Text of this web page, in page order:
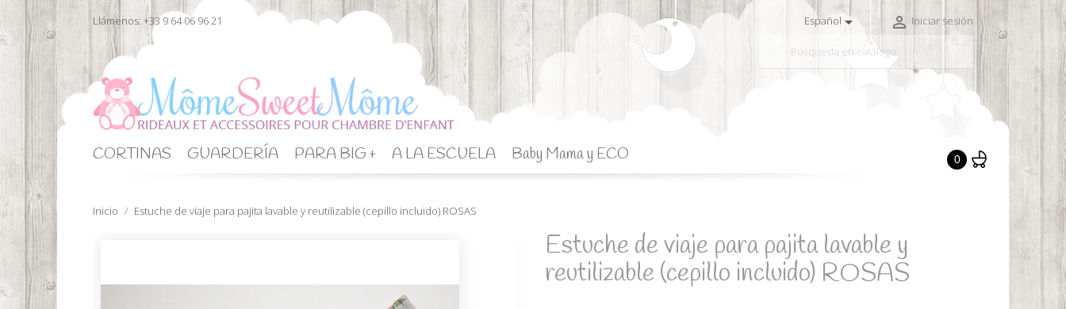
Llámenos: +33 9 64 06 96 21 Español  Iniciar sesión
CORTINAS GUARDERÍA PARA BIG + A LA ESCUELA Baby Mama y ECO 0
Inicio Estuche de viaje para pajita lavable y reutilizable (cepillo incluido) ROSAS
Estuche de viaje para pajita lavable y
reutilizable (cepillo incluido) ROSAS